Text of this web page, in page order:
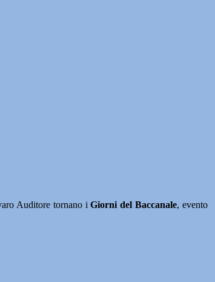
Auditore tornano iGiorni del Baccanale, evento